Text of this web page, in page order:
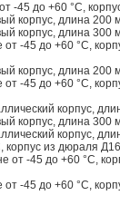
-45 до +60 °C,
корпус, длина 200
корпус, длина 300
-45 до +60 °C,
корпус, длина 200
-45 до +60 °C,
корпус,
корпус, длина 300
корпус,
из дюраля
-45 до +60 °C,
-45 до +60 °C,